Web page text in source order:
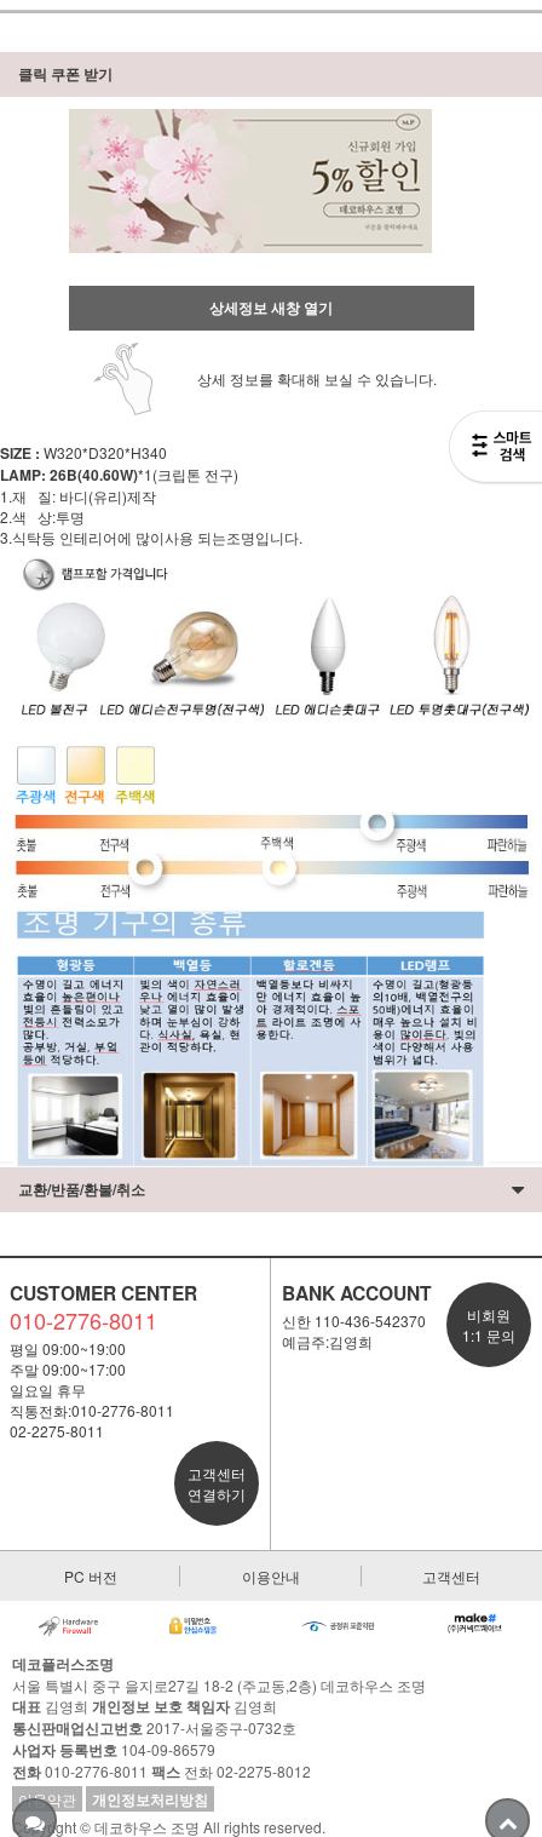
클릭 쿠폰 받기
상세정보 새창 열기
상세 정보를 확대해 보실 수 있습니다.
SIZE : W320*D320*H340
LAMP: 26B(40.60W)*1(크립톤 전구)
1.재 질: 바디(유리)제작
2.색 상:투명
3.식탁등 인테리어에 많이사용 되는조명입니다.
교환/반품/환불/취소
CUSTOMER CENTER
010-2776-8011
평일 09:00~19:00
주말 09:00~17:00
일요일 휴무
직통전화:010-2776-8011
02-2275-8011
고객센터
연결하기
BANK ACCOUNT
신한 110-436-542370
예금주:김영희
비회원
1:1 문의
PC 버전 이용안내 고객센터
데코플러스조명
서울 특별시 중구 을지로27길 18-2 (주교동,2층) 데코하우스 조명
대표 김영희 개인정보 보호 책임자김영희
통신판매업신고번호2017-서울중구-0732호
사업자 등록번호 104-09-86579
전화010-2776-8011 팩스 전화 02-2275-8012
이용약관
개인정보처리방침
Copyright © 데코하우스 조명 All rights reserved.